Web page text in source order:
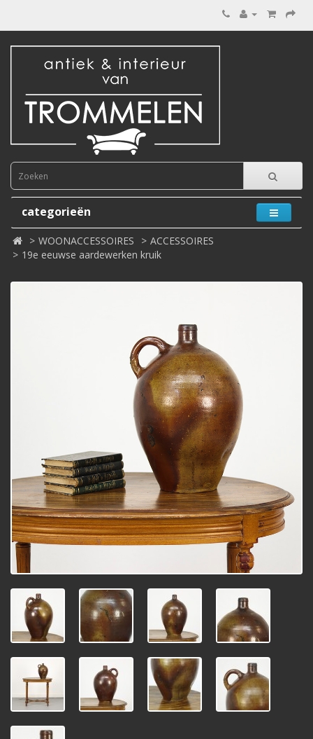
categorieën
WOONACCESSOIRES
ACCESSOIRES
19e eeuwse aardewerken kruik